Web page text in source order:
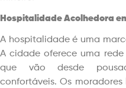
Hospitalidade Acolhedora
A hospitalidade é uma
A cidade oferece uma
que vão desde
confortáveis. Os